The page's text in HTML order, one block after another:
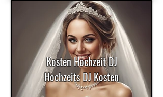
Kosten Hochzeit DJ
Hochzeits DJ Kosten